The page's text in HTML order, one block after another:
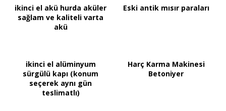
ikinci el akü hurda aküler
sağlam ve kaliteli varta
akü
Eski antik mısır paraları
ikinci el alüminyum
sürgülü kapı (konum
seçerek aynı gün
teslimatlı)
Harç Karma Makinesi
Betoniyer